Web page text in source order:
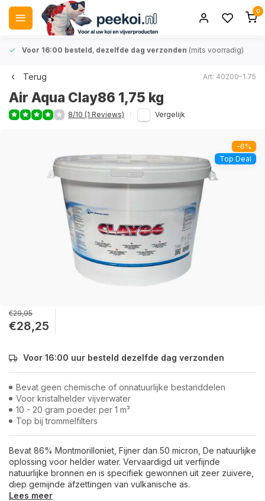
0
Voor 16:00 besteld, dezelfde dag verzonden (mits voorradig)
Terug Art: 40200-1.75
Air Aqua Clay86 1,75 kg
8/10 (1 Reviews) Vergelijk
-6%
Top Deal
€29,95
€28,25
Voor 16:00 uur besteld dezelfde dag verzonden
Bevat geen chemische of onnatuurlijke bestanddelen
Voor kristalhelder vijverwater
10 - 20 gram poeder per 1 m³
Top bij trommelfilters
Bevat 86% Montmorilloniet, Fijner dan 50 micron, De natuurlijke
oplossing voor helder water. Vervaardigd uit verfijnde
natuurlijke bronnen en is specifiek gewonnen uit zeer zuivere,
diep gemijnde afzettingen van vulkanische as.
Lees meer